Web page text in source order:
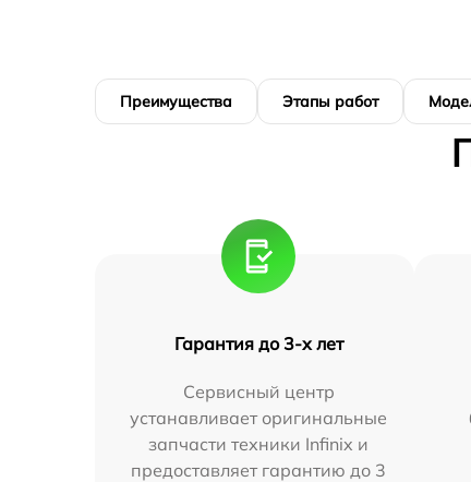
Преимущества Этапы работ
Гарантия до 3-х лет
Сервисный центр
устанавливает оригинальные
запчасти техники Infinix и
предоставляет гарантию до 3